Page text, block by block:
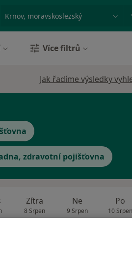
Více filtrů
Jak řadíme výsledky
zdravotní pojišťovna
Zítra
8 Srpen
Ne
9 Srpen
Po
10 Srpen